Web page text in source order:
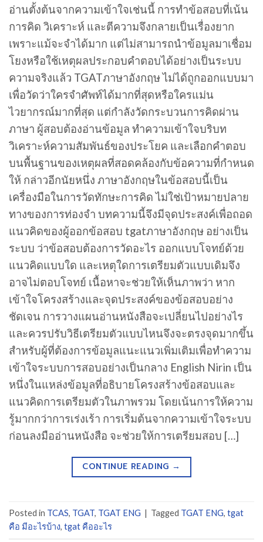
อ่านตั้งต้นจากความเข้าใจเช่นนี้ การทำข้อสอบที่เน้น
การคิด วิเคราะห์ และตีความจึงกลายเป็นเรื่องยาก
เพราะแม้จะจำได้มาก แต่ไม่สามารถนำข้อมูลมาเชื่อม
โยงหรือใช้เหตุผลประกอบคำตอบได้อย่างเป็นระบบ
ความจริงแล้ว TGATภาษาอังกฤษ ไม่ได้ถูกออกแบบมา
เพื่อวัดว่าใครจำศัพท์ได้มากที่สุดหรือใครแม่น
ไวยากรณ์มากที่สุด แต่กำลังวัดกระบวนการคิดผ่าน
ภาษา ผู้สอบต้องอ่านข้อมูล ทำความเข้าใจบริบท
วิเคราะห์ความสัมพันธ์ของประโยค และเลือกคำตอบ
บนพื้นฐานของเหตุผลที่สอดคล้องกับข้อความที่กำหนด
ให้ กล่าวอีกนัยหนึ่ง ภาษาอังกฤษในข้อสอบนี้เป็น
เครื่องมือในการวัดทักษะการคิด ไม่ใช่เป้าหมายปลาย
ทางของการท่องจำ บทความนี้จึงมีจุดประสงค์เพื่อถอด
แนวคิดของผู้ออกข้อสอบ tgatภาษาอังกฤษ อย่างเป็น
ระบบ ว่าข้อสอบต้องการวัดอะไร ออกแบบโจทย์ด้วย
แนวคิดแบบใด และเหตุใดการเตรียมตัวแบบเดิมจึง
อาจไม่ตอบโจทย์ เนื้อหาจะช่วยให้เห็นภาพว่า หาก
เข้าใจโครงสร้างและจุดประสงค์ของข้อสอบอย่าง
ชัดเจน การวางแผนอ่านหนังสือจะเปลี่ยนไปอย่างไร
และควรปรับวิธีเตรียมตัวแบบไหนจึงจะตรงจุดมากขึ้น
สำหรับผู้ที่ต้องการข้อมูลแนะแนวเพิ่มเติมเพื่อทำความ
เข้าใจระบบการสอบอย่างเป็นกลาง English Nirin เป็น
หนึ่งในแหล่งข้อมูลที่อธิบายโครงสร้างข้อสอบและ
แนวคิดการเตรียมตัวในภาพรวม โดยเน้นการให้ความ
รู้มากกว่าการเร่งเร้า การเริ่มต้นจากความเข้าใจระบบ
ก่อนลงมืออ่านหนังสือ จะช่วยให้การเตรียมสอบ […]
CONTINUE READING →
Posted in TCAS, TGAT, TGAT ENG | Tagged TGAT ENG, tgat
คือ มีอะไรบ้าง, tgat คืออะไร